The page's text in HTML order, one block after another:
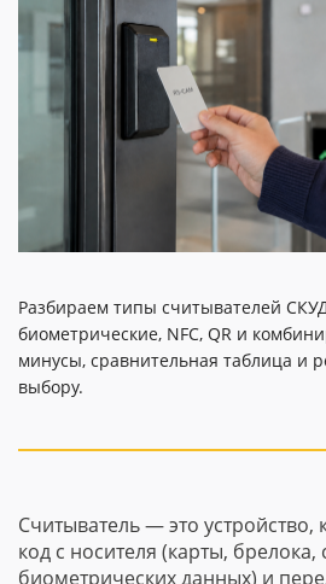
Разбираем типы считывателей
биометрические, NFC, QR и
минусы, сравнительная таблица и
выбору.
Считыватель — это устройство,
код с носителя (карты,
биометрических данных) и